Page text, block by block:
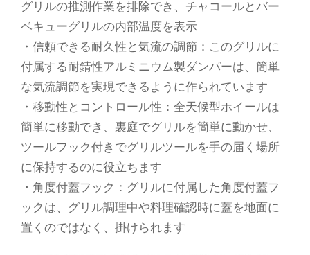
グリルの推測作業を排除でき、チャコールとバー
ベキューグリルの内部温度を表示
・信頼できる耐久性と気流の調節：このグリルに
付属する耐錆性アルミニウム製ダンパーは、簡単
な気流調節を実現できるように作られています
・移動性とコントロール性：全天候型ホイールは
簡単に移動でき、裏庭でグリルを簡単に動かせ、
ツールフック付きでグリルツールを手の届く場所
に保持するのに役立ちます
・角度付蓋フック：グリルに付属した角度付蓋フ
ックは、グリル調理中や料理確認時に蓋を地面に
置くのではなく、掛けられます